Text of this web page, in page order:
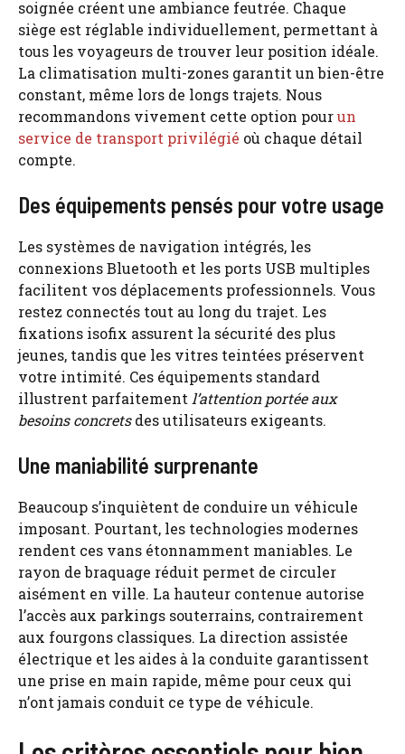
soignée créent une ambiance feutrée. Chaque
siège est réglable individuellement, permettant à
tous les voyageurs de trouver leur position idéale.
La climatisation multi-zones garantit un bien-être
constant, même lors de longs trajets. Nous
recommandons vivement cette option pourun
service de transport privilégié où chaque détail
compte.
Des équipements pensés pour votre usage
Les systèmes de navigation intégrés, les
connexions Bluetooth et les ports USB multiples
facilitent vos déplacements professionnels. Vous
restez connectés tout au long du trajet. Les
fixations isofix assurent la sécurité des plus
jeunes, tandis que les vitres teintées préservent
votre intimité. Ces équipements standard
illustrent parfaitement l’attention portée aux
besoins concretsdes utilisateurs exigeants.
Une maniabilité surprenante
Beaucoup s’inquiètent de conduire un véhicule
imposant. Pourtant, les technologies modernes
rendent ces vans étonnamment maniables. Le
rayon de braquage réduit permet de circuler
aisément en ville. La hauteur contenue autorise
l’accès aux parkings souterrains, contrairement
aux fourgons classiques. La direction assistée
électrique et les aides à la conduite garantissent
une prise en main rapide, même pour ceux qui
n’ont jamais conduit ce type de véhicule.